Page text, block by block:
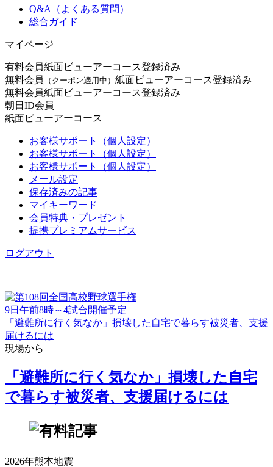
Q&A（よくある質問）
総合ガイド
マイページ
有料会員紙面ビューアーコース登録済み
無料会員
（クーポン適用中） 紙面ビューアーコース登録済み
無料会員紙面ビューアーコース登録済み
朝日ID会員
紙面ビューアーコース
お客様サポート（個人設定）
お客様サポート（個人設定）
お客様サポート（個人設定）
メール設定
保存済みの記事
マイキーワード
会員特典・プレゼント
提携プレミアムサービス
ログアウト
9日午前8時～4試合開催予定
「避難所に行く気なか」損壊した自宅で暮らす被災者、支援
届けるには
現場から
「避難所に行く気なか」損壊した自宅
で暮らす被災者、支援届けるには
2026年熊本地震